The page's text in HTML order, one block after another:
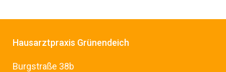
Hausarztpraxis Grünendeich
Burgstraße 38b